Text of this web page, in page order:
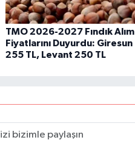
TMO 2026-2027 Fındık Alım
Fiyatlarını Duyurdu: Giresun
255 TL, Levant 250 TL